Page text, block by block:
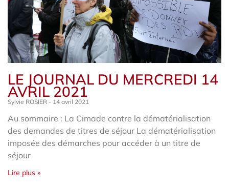
LE JOURNAL DU MERCREDI 14
AVRIL 2021
Sylvie ROSIER 14 avril 2021
Au sommaire : La Cimade contre la dématérialisation
des demandes de titres de séjour La dématérialisation
imposée des démarches pour accéder à un titre de
séjour
Lire plus »